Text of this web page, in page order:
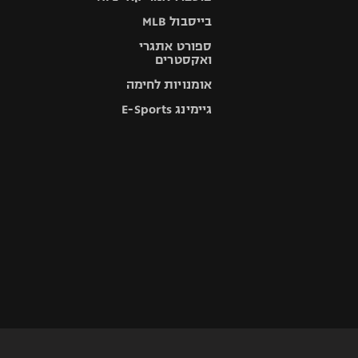
בייסבול MLB
ספורט אתגרי
ואקסטרים
אומנויות לחימה
גיימינג E-Sports